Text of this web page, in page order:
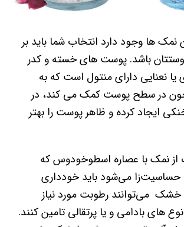
نمک ها وجود دارد انتخاب شما باید بر
باشد. پوست های خسته و کدر
یا نعنایی دارای منتول است که به
در سطح پوست کمک می کند، در
ایجاد کرده و ظاهر پوست را بهتر
نمک با عصاره اسطوخودوس که
می‌شود باید خودداری
می‌توانند رطوبت مورد نیاز
های بادامی و یا پرتقالی تامین کنند.